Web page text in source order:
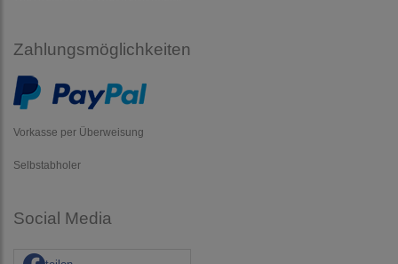
Zahlungsmöglichkeiten
Vorkasse per Überweisung
Selbstabholer
Social Media